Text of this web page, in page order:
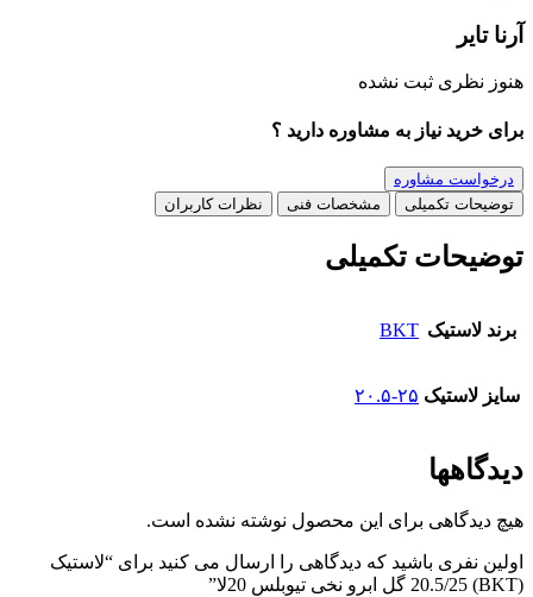
آرنا تایر
هنوز نظری ثبت نشده
برای خرید نیاز به مشاوره دارید ؟
درخواست مشاوره
توضیحات تکمیلی
مشخصات فنی نظرات کاربران
توضیحات تکمیلی
برند لاستیک BKT
سایز لاستیک ۲۰.۵-۲۵
دیدگاهها
هیچ دیدگاهی برای این محصول نوشته نشده است.
اولین نفری باشید که دیدگاهی را ارسال می کنید برای “لاستیک
(BKT) 20.5/25 گل ابرو نخی تیوبلس 20لا”